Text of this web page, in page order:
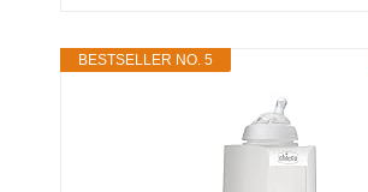
BESTSELLER NO. 5